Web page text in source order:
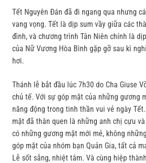
Tết Nguyên Đán đã đi ngang qua nhưng
vang vọng. Tết là dịp sum vầy giữa các
đình, và chương trình Tân Niên chính là
của Nữ Vương Hòa Bình gặp gỡ sau kì
hơi.
Thánh lễ bắt đầu lúc 7h30 do Cha Giuse
chủ tế. Với sự góp mặt của những gương
năng động trong tinh thần vui vẻ ngày
mặt đã thân quen là những anh chị cựu
có những gương mặt mới mẻ, không
góp mặt của nhóm bạn Quản Gia, tất cả
Lễ sốt sắng, nhiệt tâm. Và cùng hiệp